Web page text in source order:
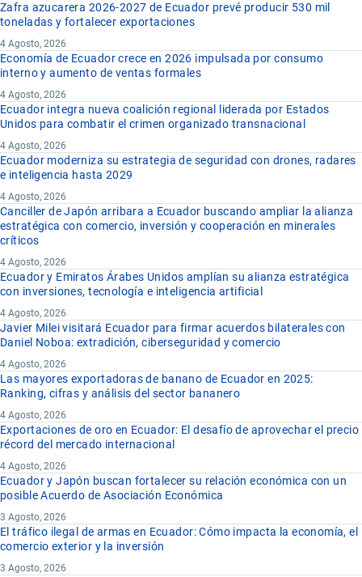
Zafra azucarera 2026-2027 de Ecuador prevé producir 530 mil
toneladas y fortalecer exportaciones
4 Agosto, 2026
Economía de Ecuador crece en 2026 impulsada por consumo
interno y aumento de ventas formales
4 Agosto, 2026
Ecuador integra nueva coalición regional liderada por Estados
Unidos para combatir el crimen organizado transnacional
4 Agosto, 2026
Ecuador moderniza su estrategia de seguridad con drones, radares
e inteligencia hasta 2029
4 Agosto, 2026
Canciller de Japón arribara a Ecuador buscando ampliar la alianza
estratégica con comercio, inversión y cooperación en minerales
críticos
4 Agosto, 2026
Ecuador y Emiratos Árabes Unidos amplían su alianza estratégica
con inversiones, tecnología e inteligencia artificial
4 Agosto, 2026
Javier Milei visitará Ecuador para firmar acuerdos bilaterales con
Daniel Noboa: extradición, ciberseguridad y comercio
4 Agosto, 2026
Las mayores exportadoras de banano de Ecuador en 2025:
Ranking, cifras y análisis del sector bananero
4 Agosto, 2026
Exportaciones de oro en Ecuador: El desafío de aprovechar el precio
récord del mercado internacional
4 Agosto, 2026
Ecuador y Japón buscan fortalecer su relación económica con un
posible Acuerdo de Asociación Económica
3 Agosto, 2026
El tráfico ilegal de armas en Ecuador: Cómo impacta la economía, el
comercio exterior y la inversión
3 Agosto, 2026